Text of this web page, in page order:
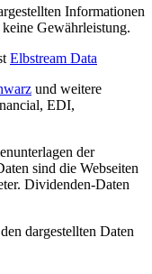
Informationen
Gewährleistung.
Elbstream Data
und weitere
EDI,
der
sind die Webseiten
Dividenden-Daten
dargestellten Daten